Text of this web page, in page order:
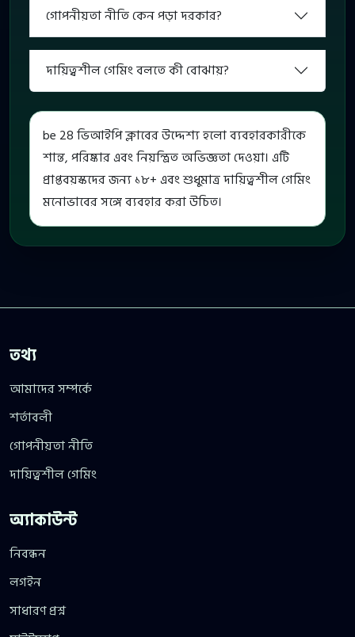
গোপনীয়তা নীতি কেন পড়া দরকার?
দায়িত্বশীল গেমিং বলতে কী বোঝায়?
be 28 ভিআইপি ক্লাবের উদ্দেশ্য হলো ব্যবহারকারীকে
শান্ত, পরিষ্কার এবং নিয়ন্ত্রিত অভিজ্ঞতা দেওয়া। এটি
প্রাপ্তবয়স্কদের জন্য ১৮+ এবং শুধুমাত্র দায়িত্বশীল গেমিং
মনোভাবের সঙ্গে ব্যবহার করা উচিত।
তথ্য
আমাদের সম্পর্কে
শর্তাবলী
গোপনীয়তা নীতি
দায়িত্বশীল গেমিং
অ্যাকাউন্ট
নিবন্ধন
লগইন
সাধারণ প্রশ্ন